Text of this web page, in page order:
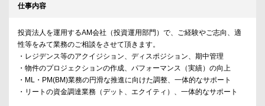
仕事内容
投資法人を運用するAM会社（投資運用部門）で、ご経験やご志向、適
性等をみて業務のご相談をさせて頂きます。
・レジデンス等のアクイジション、ディスポジション、期中管理
・物件のプロジェクションの作成、パフォーマンス（実績）の向上
・ML・PM(BM)業務の円滑な推進に向けた調整、一体的なサポート
・リートの資金調達業務（デット、エクイティ）、一体的なサポート